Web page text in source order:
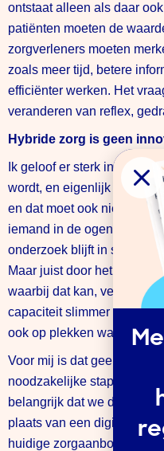
ontstaat alleen als daar
patiënten moeten de
zorgverleners moeten
zoals meer tijd, betere
efficiënter werken. Het
veranderen van reflex,
Hybride zorg is geen
Ik geloof er sterk in dat
wordt, en eigenlijk al had
en dat moet ook niet. Er
iemand in de ogen wil, of
onderzoek blijft in
Maar juist door het deel
waarbij dat kan, verlagen
capaciteit slimmer en
ook op plekken waar
Voor mij is dat geen
noodzakelijke stap in het
belangrijk dat we de inzet
plaats van een digitale tool
huidige zorgaanbod te